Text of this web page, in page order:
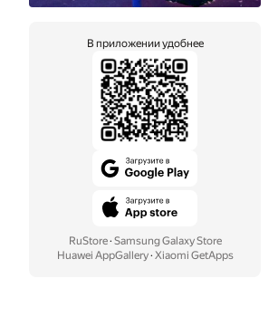
В приложении удобнее
RuStore· Samsung Galaxy Store
Huawei AppGallery· Xiaomi GetApps